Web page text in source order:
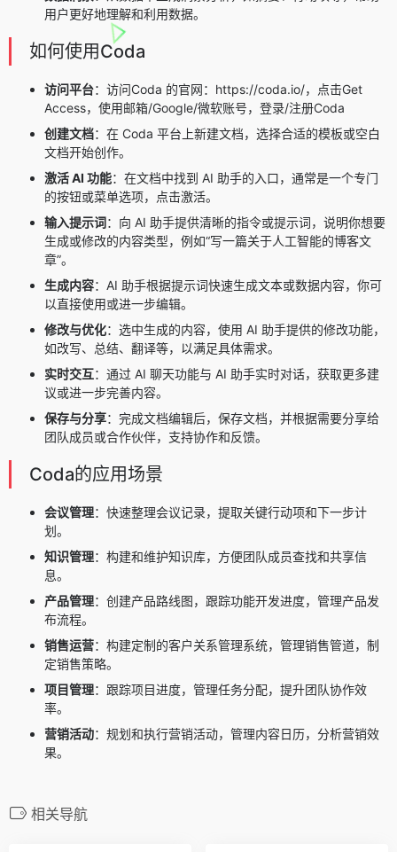
用户更好地理解和利用数据。
如何使用Coda
访问平台：访问Coda 的官网：https://coda.io/，点击Get
Access，使用邮箱/Google/微软账号，登录/注册Coda
创建文档：在 Coda 平台上新建文档，选择合适的模板或空白
文档开始创作。
激活 AI 功能：在文档中找到 AI 助手的入口，通常是一个专门
的按钮或菜单选项，点击激活。
输入提示词：向 AI 助手提供清晰的指令或提示词，说明你想要
生成或修改的内容类型，例如“写一篇关于人工智能的博客文
章”。
生成内容：AI 助手根据提示词快速生成文本或数据内容，你可
以直接使用或进一步编辑。
修改与优化：选中生成的内容，使用 AI 助手提供的修改功能，
如改写、总结、翻译等，以满足具体需求。
实时交互：通过 AI 聊天功能与 AI 助手实时对话，获取更多建
议或进一步完善内容。
保存与分享：完成文档编辑后，保存文档，并根据需要分享给
团队成员或合作伙伴，支持协作和反馈。
Coda的应用场景
会议管理：快速整理会议记录，提取关键行动项和下一步计
划。
知识管理：构建和维护知识库，方便团队成员查找和共享信
息。
产品管理：创建产品路线图，跟踪功能开发进度，管理产品发
布流程。
销售运营：构建定制的客户关系管理系统，管理销售管道，制
定销售策略。
项目管理：跟踪项目进度，管理任务分配，提升团队协作效
率。
营销活动：规划和执行营销活动，管理内容日历，分析营销效
果。
相关导航